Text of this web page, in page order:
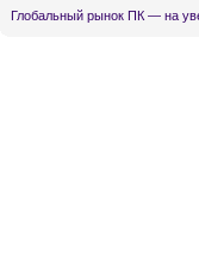
Глобальный рынок ПК — на